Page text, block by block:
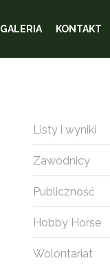
GALERIA KONTAKT
Listy i wyniki
Zawodnicy
Publiczność
Hobby Horse
Wolontariat